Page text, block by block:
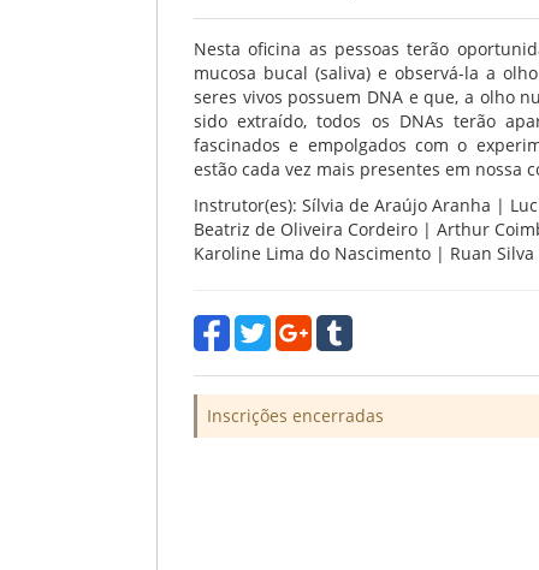
Nesta oficina as pessoas terão
mucosa bucal (saliva) e observá-la a
seres vivos possuem DNA e que, a olho
sido extraído, todos os DNAs terão
fascinados e empolgados com o
estão cada vez mais presentes em nossa
Instrutor(es): Sílvia de Araújo Aranha |
Beatriz de Oliveira Cordeiro | Arthur
Karoline Lima do Nascimento | Ruan
Inscrições encerradas